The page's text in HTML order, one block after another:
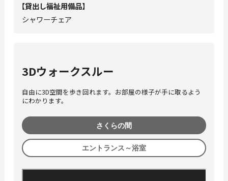
【貸出し福祉⽤備品】
シャワーチェア
3Dウォークスルー
自由に3D空間を歩き回れます。お部屋の様子が手に取るよう
にわかります。
さくらの間
エントランス～浴室